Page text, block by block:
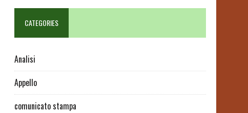
CATEGORIES
Analisi
Appello
comunicato stampa